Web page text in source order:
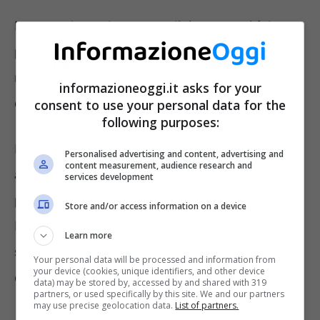
Imparando poche e semplici mosse vi è la
possibilità di usare l’elettrodomestico nella
maniera più adeguata ed ottenere un risultato
ottimale relativo agli alimenti.
Per tale motivazione è necessario conoscere
alcuni errori che si commettono di sovente
proprio durante l’uso del forno a microonde.
Inoltre, conoscendo queste semplici regole vi
sarà la possibilità godere di tutti i vantaggi del
dispositivo in questione.
informazioneoggi.it asks for your
consent to use your personal data for the
following purposes:
Personalised advertising and content, advertising and
content measurement, audience research and
services development
Store and/or access information on a device
Learn more
Your personal data will be processed and information from
your device (cookies, unique identifiers, and other device
data) may be stored by, accessed by and shared with 319
partners, or used specifically by this site. We and our partners
may use precise geolocation data. List of partners.